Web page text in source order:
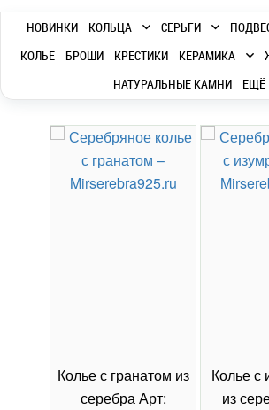
НОВИНКИ КОЛЬЦА СЕРЬГИ
КОЛЬЕ
БРОШИ КРЕСТИКИ КЕРАМИКА
НАТУРАЛЬНЫЕ КАМНИ
ЕЩЁ
Колье с гранатом из
серебра Арт:
Колье с
из